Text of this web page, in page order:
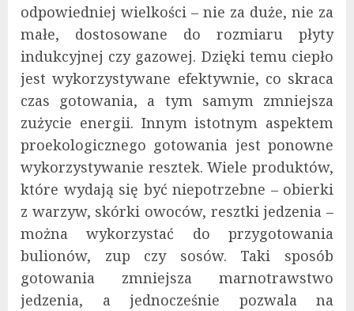
odpowiedniej wielkości – nie za duże, nie za
małe, dostosowane do rozmiaru płyty
indukcyjnej czy gazowej. Dzięki temu ciepło
jest wykorzystywane efektywnie, co skraca
czas gotowania, a tym samym zmniejsza
zużycie energii. Innym istotnym aspektem
proekologicznego gotowania jest ponowne
wykorzystywanie resztek. Wiele produktów,
które wydają się być niepotrzebne – obierki
z warzyw, skórki owoców, resztki jedzenia –
można wykorzystać do przygotowania
bulionów, zup czy sosów. Taki sposób
gotowania zmniejsza marnotrawstwo
jedzenia, a jednocześnie pozwala na